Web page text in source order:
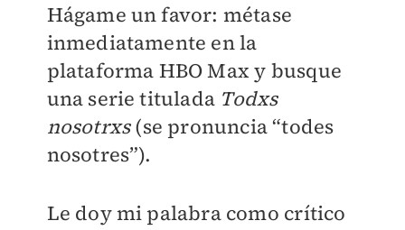
Hágame un favor: métase
inmediatamente en la
plataforma HBO Max y busque
una serie titulada Todxs
nosotrxs(se pronuncia “todes
nosotres”).
Le doy mi palabra como crítico